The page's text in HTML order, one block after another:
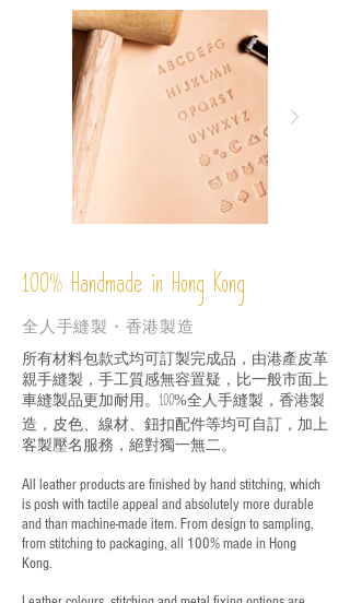
100% Handmade in Hong Kong
全人手縫製・香港製造
所有材料包款式均可訂製完成品，由港產皮革
親手縫製，手工質感無容置疑，比一般市面上
車縫製品更加耐用。 100%全人手縫製，香港製
造，皮色、線材、鈕扣配件等均可自訂，加上
客製壓名服務，絕對獨一無二。
All leather products are finished by hand stitching, which
is posh with tactile appeal and absolutely more durable
and than machine-made item. From design to sampling,
from stitching to packaging, all 100% made in Hong
Kong.